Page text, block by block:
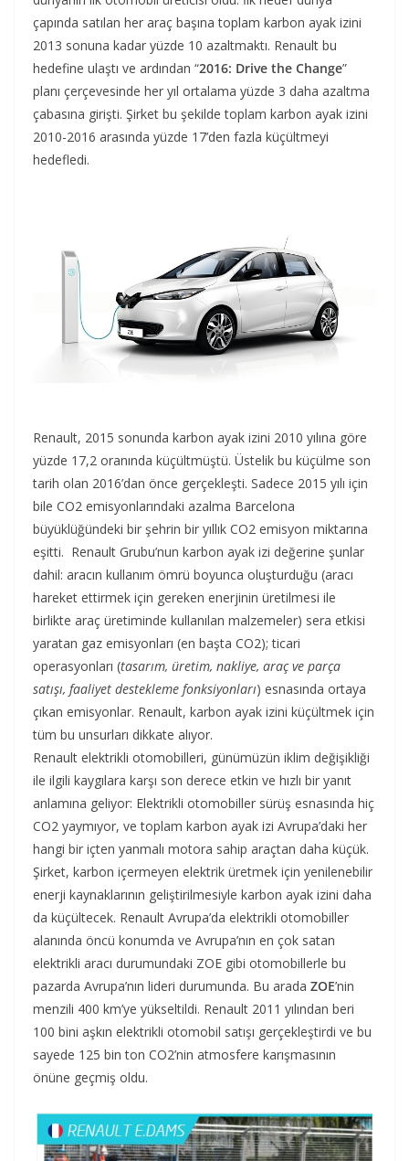
çapında satılan her araç başına toplam karbon ayak izini
2013 sonuna kadar yüzde 10 azaltmaktı. Renault bu
hedefine ulaştı ve ardından “2016: Drive the Change”
planı çerçevesinde her yıl ortalama yüzde 3 daha azaltma
çabasına girişti. Şirket bu şekilde toplam karbon ayak izini
2010-2016 arasında yüzde 17’den fazla küçültmeyi
hedefledi.
Renault, 2015 sonunda karbon ayak izini 2010 yılına göre
yüzde 17,2 oranında küçültmüştü. Üstelik bu küçülme son
tarih olan 2016’dan önce gerçekleşti. Sadece 2015 yılı için
bile CO2 emisyonlarındaki azalma Barcelona
büyüklüğündeki bir şehrin bir yıllık CO2 emisyon miktarına
eşitti. Renault Grubu’nun karbon ayak izi değerine şunlar
dahil: aracın kullanım ömrü boyunca oluşturduğu (aracı
hareket ettirmek için gereken enerjinin üretilmesi ile
birlikte araç üretiminde kullanılan malzemeler) sera etkisi
yaratan gaz emisyonları (en başta CO2); ticari
operasyonları (tasarım, üretim, nakliye, araç ve parça
satışı, faaliyet destekleme fonksiyonları) esnasında ortaya
çıkan emisyonlar. Renault, karbon ayak izini küçültmek için
tüm bu unsurları dikkate alıyor.
Renault elektrikli otomobilleri, günümüzün iklim değişikliği
ile ilgili kaygılara karşı son derece etkin ve hızlı bir yanıt
anlamına geliyor: Elektrikli otomobiller sürüş esnasında hiç
CO2 yaymıyor, ve toplam karbon ayak izi Avrupa’daki her
hangi bir içten yanmalı motora sahip araçtan daha küçük.
Şirket, karbon içermeyen elektrik üretmek için yenilenebilir
enerji kaynaklarının geliştirilmesiyle karbon ayak izini daha
da küçültecek. Renault Avrupa’da elektrikli otomobiller
alanında öncü konumda ve Avrupa’nın en çok satan
elektrikli aracı durumundaki ZOE gibi otomobillerle bu
pazarda Avrupa’nın lideri durumunda. Bu arada ZOE’nin
menzili 400 km’ye yükseltildi. Renault 2011 yılından beri
100 bini aşkın elektrikli otomobil satışı gerçekleştirdi ve bu
sayede 125 bin ton CO2’nin atmosfere karışmasının
önüne geçmiş oldu.